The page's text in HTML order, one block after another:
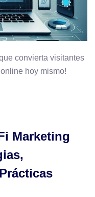
convierta visitantes
hoy mismo!
Marketing